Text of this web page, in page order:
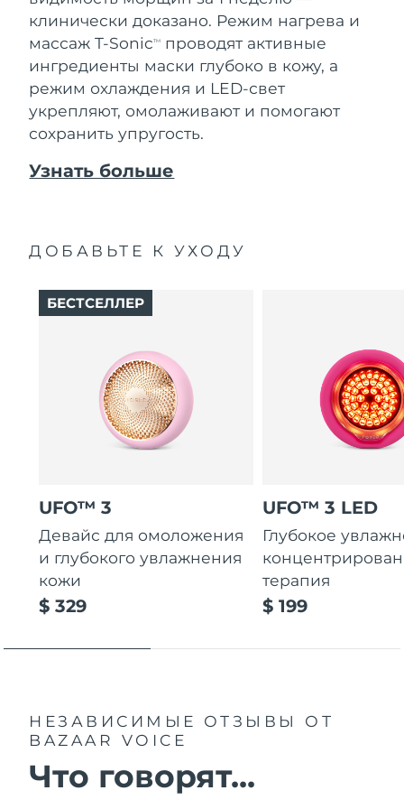
клинически доказано. Режим нагрева и
массаж T-SonicTM
проводят активные
ингредиенты маски глубоко в кожу, а
режим охлаждения и LED-свет
укрепляют, омолаживают и помогают
сохранить упругость.
Узнать больше
ДОБАВЬТЕ К УХОДУ
UFO™ 3
Девайс для омоложения
и глубокого увлажнения
кожи
$ 329
БЕСТСЕЛЛЕР
UFO™ 3 LED
Глубокое
терапия
$ 199
НЕЗАВИСИМЫЕ ОТЗЫВЫ
ОТ
BAZAAR VOICE
Что говорят...